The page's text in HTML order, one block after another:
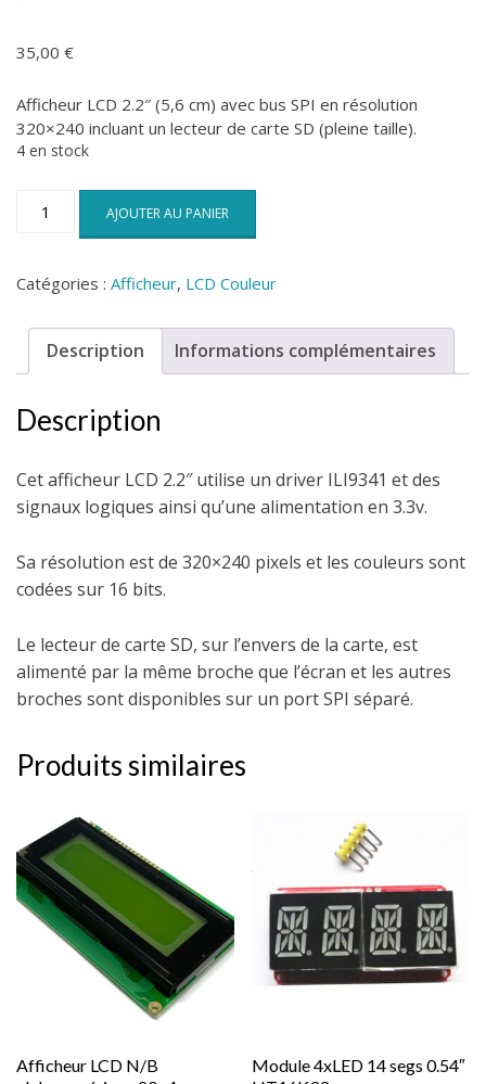
35,00 €
Afficheur LCD 2.2″ (5,6 cm) avec bus SPI en résolution
320×240 incluant un lecteur de carte SD (pleine taille).
4 en stock
QVGA
TFT
240x320
AJOUTER AU PANIER
Catégories : Afficheur, LCD Couleur
Description Informations complémentaires
Description
Cet afficheur LCD 2.2″ utilise un driver ILI9341 et des
signaux logiques ainsi qu’une alimentation en 3.3v.
Sa résolution est de 320×240 pixels et les couleurs sont
codées sur 16 bits.
Le lecteur de carte SD, sur l’envers de la carte, est
alimenté par la même broche que l’écran et les autres
broches sont disponibles sur un port SPI séparé.
Produits similaires
Afficheur LCD N/B
Module 4xLED 14 segs 0.54″